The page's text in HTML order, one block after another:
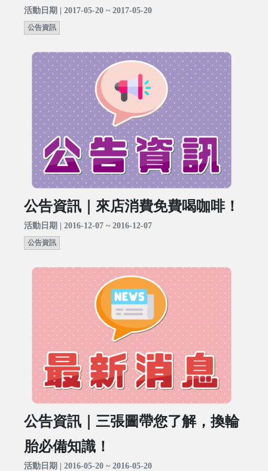
活動日期 | 2017-05-20 ~ 2017-05-20
公告資訊
公告資訊｜來店消費免費喝咖啡！
活動日期 | 2016-12-07 ~ 2016-12-07
公告資訊
公告資訊｜三張圖帶您了解，換輪
胎必備知識！
活動日期 | 2016-05-20 ~ 2016-05-20